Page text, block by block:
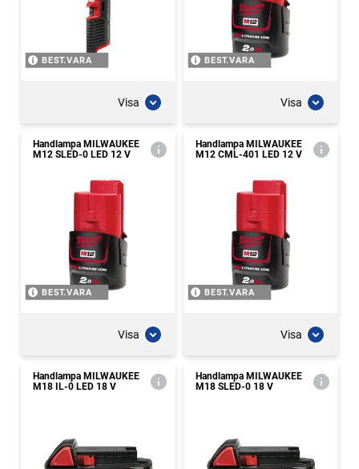
BEST.VARA
Visa
BEST.VARA
Visa
Handlampa MILWAUKEE
M12 SLED-0 LED 12 V
BEST.VARA
Visa
Handlampa MILWAUKEE
M12 CML-401 LED 12 V
BEST.VARA
Visa
Handlampa MILWAUKEE
M18 IL-0 LED 18 V
Handlampa MILWAUKEE
M18 SLED-0 18 V